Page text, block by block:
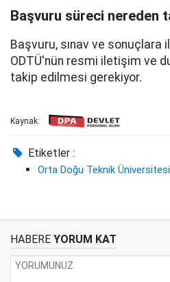
Başvuru süreci nereden
Başvuru, sınav ve sonuçlara
ODTÜ'nün resmi iletişim ve
takip edilmesi gerekiyor.
Kaynak:
Etiketler :
Orta Doğu Teknik Üniversitesi
HABERE YORUM KAT